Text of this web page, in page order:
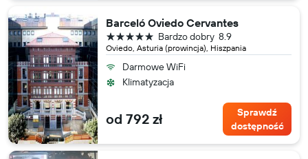
Barceló Oviedo Cervantes
Oviedo, Asturia (prowincja), Hiszpania
8.9
Bardzo dobry
5 gwiazdek
Darmowe WiFi
Klimatyzacja
od 792 zł
Sprawdź
dostępność